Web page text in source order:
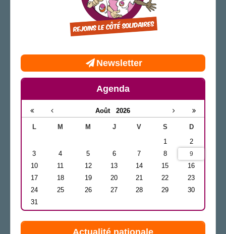
Newsletter
Agenda
Août 2026
L M M J V S
D
1
2
3
4 5 6 7 8 9
10 11 12 13 14 15
16
17
18 19 20 21 22
23
24
25 26 27 28 29
30
31
Actualité nationale